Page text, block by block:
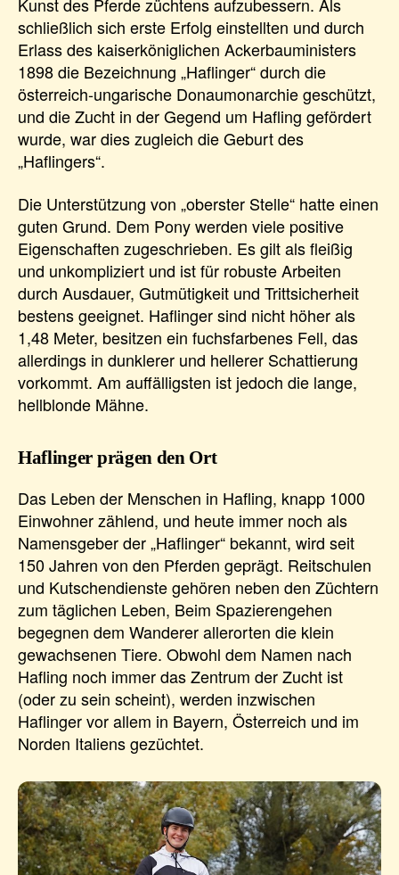
Kunst des Pferde züchtens aufzubessern. Als
schließlich sich erste Erfolg einstellten und durch
Erlass des kaiserköniglichen Ackerbauministers
1898 die Bezeichnung „Haflinger“ durch die
österreich-ungarische Donaumonarchie geschützt,
und die Zucht in der Gegend um Hafling gefördert
wurde, war dies zugleich die Geburt des
„Haflingers“.
Die Unterstützung von „oberster Stelle“ hatte einen
guten Grund. Dem Pony werden viele positive
Eigenschaften zugeschrieben. Es gilt als fleißig
und unkompliziert und ist für robuste Arbeiten
durch Ausdauer, Gutmütigkeit und Trittsicherheit
bestens geeignet. Haflinger sind nicht höher als
1,48 Meter, besitzen ein fuchsfarbenes Fell, das
allerdings in dunklerer und hellerer Schattierung
vorkommt. Am auffälligsten ist jedoch die lange,
hellblonde Mähne.
Haflinger prägen den Ort
Das Leben der Menschen in Hafling, knapp 1000
Einwohner zählend, und heute immer noch als
Namensgeber der „Haflinger“ bekannt, wird seit
150 Jahren von den Pferden geprägt. Reitschulen
und Kutschendienste gehören neben den Züchtern
zum täglichen Leben, Beim Spazierengehen
begegnen dem Wanderer allerorten die klein
gewachsenen Tiere. Obwohl dem Namen nach
Hafling noch immer das Zentrum der Zucht ist
(oder zu sein scheint), werden inzwischen
Haflinger vor allem in Bayern, Österreich und im
Norden Italiens gezüchtet.